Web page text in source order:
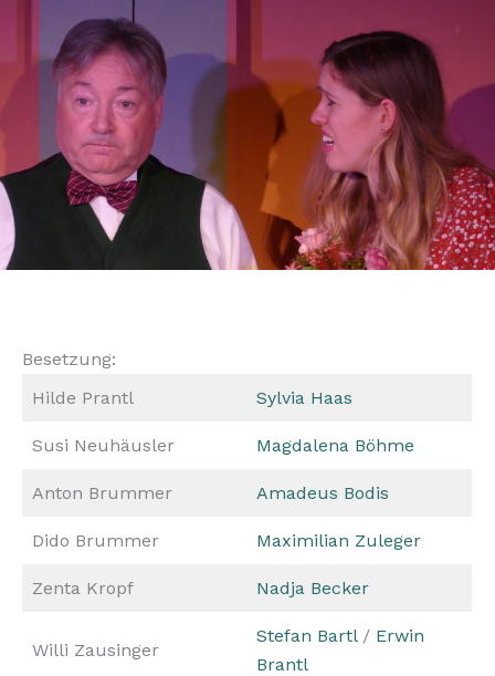
Besetzung:
Hilde Prantl
Sylvia Haas
Susi Neuhäusler Magdalena Böhme
Anton Brummer Amadeus Bodis
Dido Brummer Maximilian Zuleger
Zenta Kropf Nadja Becker
Willi Zausinger
Stefan Bartl/ Erwin
Brantl